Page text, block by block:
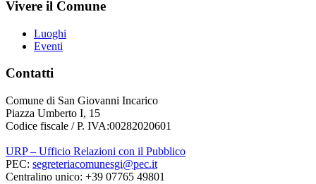
Vivere il Comune
Luoghi
Eventi
Contatti
Comune di San Giovanni Incarico
Piazza Umberto I, 15
Codice fiscale / P. IVA:00282020601
URP – Ufficio Relazioni con il Pubblico
PEC: segreteriacomunesgi@pec.it
Centralino unico: +39 07765 49801